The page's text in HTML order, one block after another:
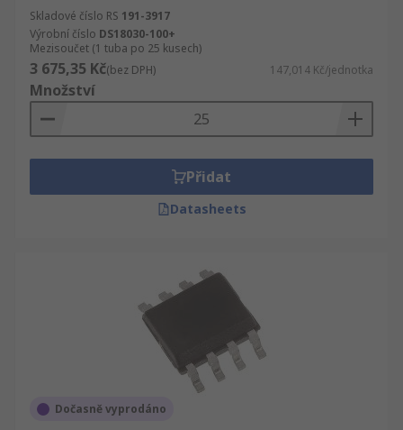
Skladové číslo RS 191-3917
Výrobní číslo DS18030-100+
Mezisoučet (1 tuba po 25 kusech)
3 675,35 Kč(bez DPH) 147,014 Kč/jednotka
Množství
Přidat
Datasheets
Dočasně vyprodáno